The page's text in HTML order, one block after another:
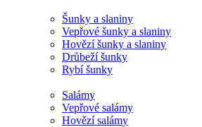
Šunky a slaniny
Vepřové šunky a slaniny
Hovězí šunky a slaniny
Drůbeží šunky
Rybí šunky
Salámy
Vepřové salámy
Hovězí salámy